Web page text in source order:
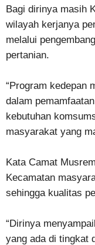
Bagi dirinya masih
wilayah kerjanya
melalui
pertanian.
“Program kedepan
dalam
kebutuhan
masyarakat yang
Kata Camat
Kecamatan
sehingga kualitas
“Dirinya
yang ada di tingkat